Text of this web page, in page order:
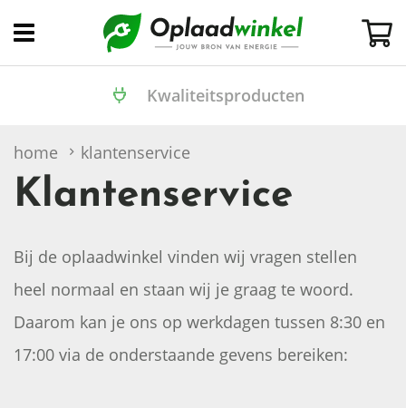
Open
Kwaliteitsproducten
home klantenservice
Klantenservice
Bij de oplaadwinkel vinden wij vragen stellen
heel normaal en staan wij je graag te woord.
Daarom kan je ons op werkdagen tussen 8:30 en
17:00 via de onderstaande gevens bereiken: